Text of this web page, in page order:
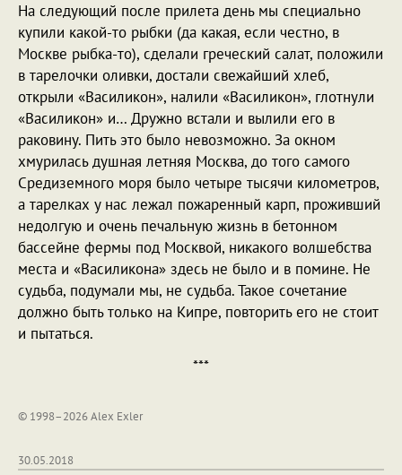
На следующий после прилета день мы специально
купили какой-то рыбки (да какая, если честно, в
Москве рыбка-то), сделали греческий салат, положили
в тарелочки оливки, достали свежайший хлеб,
открыли «Василикон», налили «Василикон», глотнули
«Василикон» и… Дружно встали и вылили его в
раковину. Пить это было невозможно. За окном
хмурилась душная летняя Москва, до того самого
Средиземного моря было четыре тысячи километров,
а тарелках у нас лежал пожаренный карп, проживший
недолгую и очень печальную жизнь в бетонном
бассейне фермы под Москвой, никакого волшебства
места и «Василикона» здесь не было и в помине. Не
судьба, подумали мы, не судьба. Такое сочетание
должно быть только на Кипре, повторить его не стоит
и пытаться.
***
© 1998–2026 Alex Exler
30.05.2018